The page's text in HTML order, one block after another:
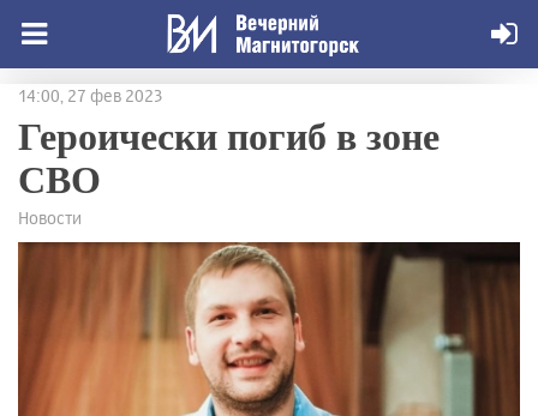
14:00, 27 фев 2023
Героически погиб в зоне
СВО
Новости